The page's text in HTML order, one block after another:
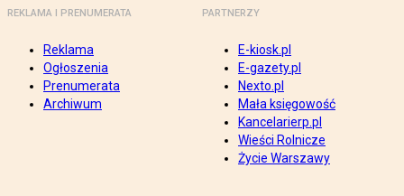
REKLAMA I PRENUMERATA
Reklama
Ogłoszenia
Prenumerata
Archiwum
PARTNERZY
E-kiosk.pl
E-gazety.pl
Nexto.pl
Mała księgowość
Kancelarierp.pl
Wieści Rolnicze
Życie Warszawy